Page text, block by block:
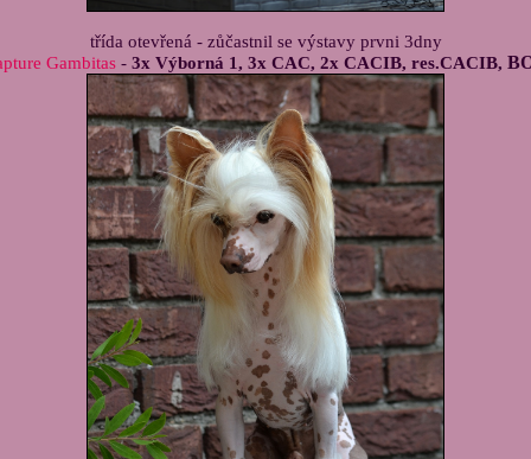
třída otevřená - zůčastnil se výstavy prvni 3dny
Gambitas - 3x Výborná 1, 3x CAC, 2x CACIB, res.CACIB,